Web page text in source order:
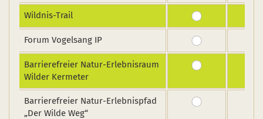
Wildnis-Trail
Forum Vogelsang IP
Barrierefreier Natur-Erlebnisraum
Wilder Kermeter
Barrierefreier Natur-Erlebnispfad
„Der Wilde Weg“